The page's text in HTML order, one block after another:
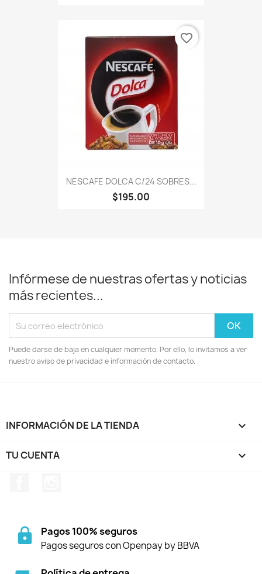
NESCAFE DOLCA C/24 SOBRES...
$195.00
favorite_border
Infórmese de nuestras ofertas y noticias
más recientes...
Puede darse de baja en cualquier momento. Por ello, lo invitamos a ver
nuestro aviso de privacidad e información de contacto.
INFORMACIÓN DE LA TIENDA keyboard_arrow_down
TU CUENTA 
Pagos 100% seguros
Pagos seguros con Openpay by BBVA